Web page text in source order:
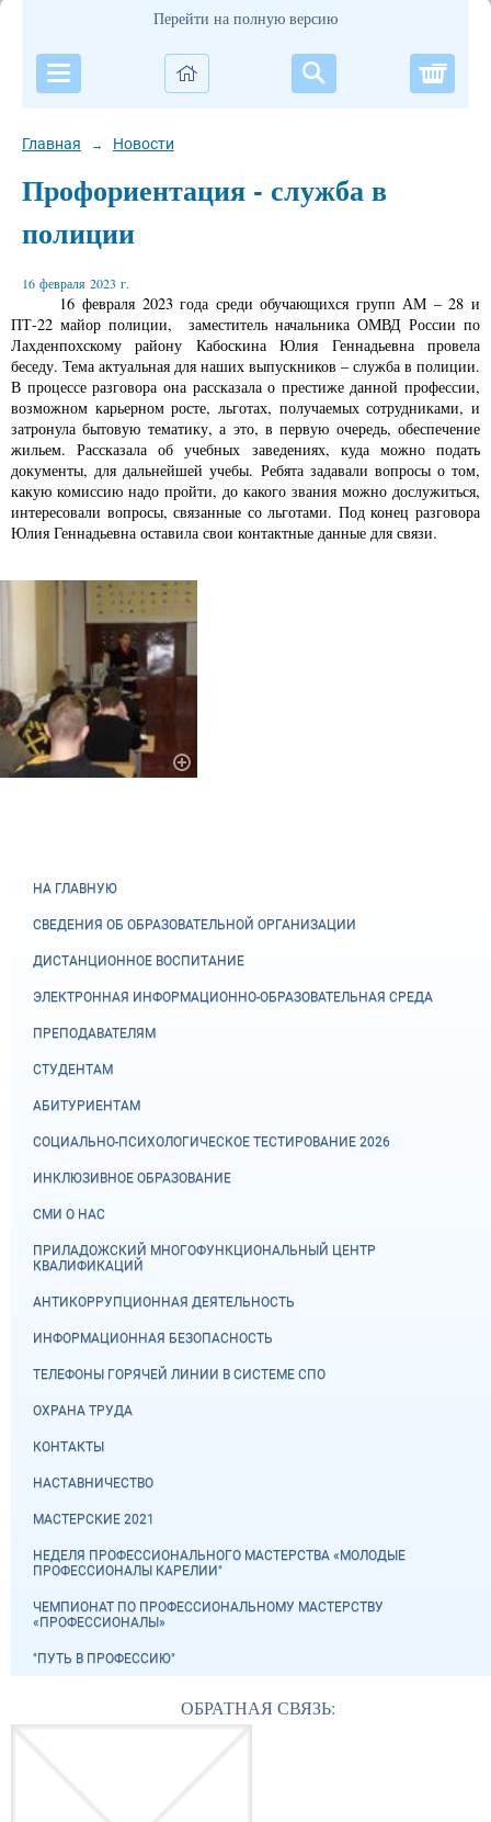
Перейти на полную версию
Главная → Новости
Профориентация - служба в
полиции
16 февраля 2023 г.
16 февраля 2023 года среди обучающихся групп АМ – 28 и
ПТ-22 майор полиции, заместитель начальника ОМВД России по
Лахденпохскому району Кабоскина Юлия Геннадьевна провела
беседу. Тема актуальная для наших выпускников – служба в полиции.
В процессе разговора она рассказала о престиже данной профессии,
возможном карьерном росте, льготах, получаемых сотрудниками, и
затронула бытовую тематику, а это, в первую очередь, обеспечение
жильем. Рассказала об учебных заведениях, куда можно подать
документы, для дальнейшей учебы. Ребята задавали вопросы о том,
какую комиссию надо пройти, до какого звания можно дослужиться,
интересовали вопросы, связанные со льготами. Под конец разговора
Юлия Геннадьевна оставила свои контактные данные для связи.
НА ГЛАВНУЮ
СВЕДЕНИЯ ОБ ОБРАЗОВАТЕЛЬНОЙ ОРГАНИЗАЦИИ
ДИСТАНЦИОННОЕ ВОСПИТАНИЕ
ЭЛЕКТРОННАЯ ИНФОРМАЦИОННО-ОБРАЗОВАТЕЛЬНАЯ СРЕДА
ПРЕПОДАВАТЕЛЯМ
СТУДЕНТАМ
АБИТУРИЕНТАМ
СОЦИАЛЬНО-ПСИХОЛОГИЧЕСКОЕ ТЕСТИРОВАНИЕ 2026
ИНКЛЮЗИВНОЕ ОБРАЗОВАНИЕ
СМИ О НАС
ПРИЛАДОЖСКИЙ МНОГОФУНКЦИОНАЛЬНЫЙ ЦЕНТР
КВАЛИФИКАЦИЙ
АНТИКОРРУПЦИОННАЯ ДЕЯТЕЛЬНОСТЬ
ИНФОРМАЦИОННАЯ БЕЗОПАСНОСТЬ
ТЕЛЕФОНЫ ГОРЯЧЕЙ ЛИНИИ В СИСТЕМЕ СПО
ОХРАНА ТРУДА
КОНТАКТЫ
НАСТАВНИЧЕСТВО
МАСТЕРСКИЕ 2021
НЕДЕЛЯ ПРОФЕССИОНАЛЬНОГО МАСТЕРСТВА «МОЛОДЫЕ
ПРОФЕССИОНАЛЫ КАРЕЛИИ"
ЧЕМПИОНАТ ПО ПРОФЕССИОНАЛЬНОМУ МАСТЕРСТВУ
«ПРОФЕССИОНАЛЫ»
"ПУТЬ В ПРОФЕССИЮ"
ОБРАТНАЯ СВЯЗЬ: